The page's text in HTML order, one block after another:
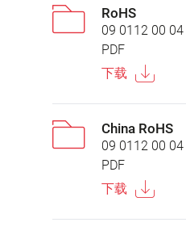
RoHS
09 0112 00 04
PDF
下载
China RoHS
09 0112 00 04
PDF
下载